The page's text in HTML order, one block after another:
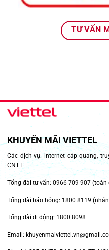
TƯ VẤN
KHUYẾN MÃI VIETTEL
Các dịch vụ: internet cáp quang,
CNTT.
Tổng đài tư vấn: 0966 709 907 (toàn
Tổng đài báo hỏng: 1800 8119
Tổng đài di động: 1800 8098
Email: